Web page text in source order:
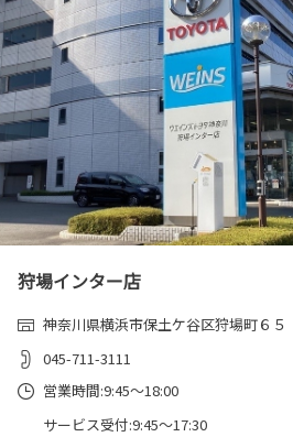
狩場インター店
神奈川県横浜市保土ケ谷区狩場町６５
045-711-3111
営業時間:9:45～18:00
サービス受付:9:45～17:30